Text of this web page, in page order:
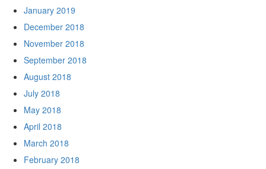
January 2019
December 2018
November 2018
September 2018
August 2018
July 2018
May 2018
April 2018
March 2018
February 2018